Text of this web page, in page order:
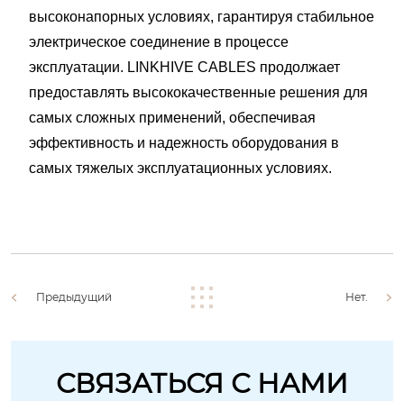
высоконапорных условиях, гарантируя стабильное
электрическое соединение в процессе
эксплуатации. LINKHIVE CABLES продолжает
предоставлять высококачественные решения для
самых сложных применений, обеспечивая
эффективность и надежность оборудования в
самых тяжелых эксплуатационных условиях.
Предыдущий Нет.
СВЯЗАТЬСЯ С НАМИ